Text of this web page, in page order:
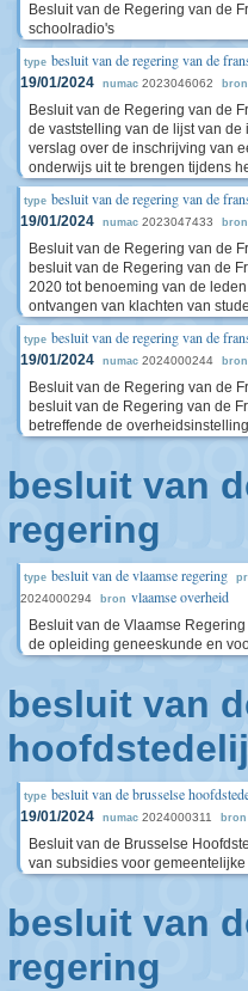
Besluit van de Regering van de
schoolradio's
type besluit van de regering van de
19/01/2024 numac 2023046062 bron
Besluit van de Regering van de
de vaststelling van de lijst van
verslag over de inschrijving van
onderwijs uit te brengen tijdens
type besluit van de regering van de
19/01/2024 numac 2023047433 bron
Besluit van de Regering van de
besluit van de Regering van de
2020 tot benoeming van de
ontvangen van klachten van
type besluit van de regering van de
19/01/2024 numac 2024000244 bron
Besluit van de Regering van de
besluit van de Regering van de
betreffende de
besluit van
regering
type besluit van de vlaamse regering
2024000294 bron vlaamse overheid
Besluit van de Vlaamse
de opleiding geneeskunde en
besluit van
type besluit van de brusselse
19/01/2024 numac 2024000311 bron
Besluit van de Brusselse
van subsidies voor
besluit van
regering